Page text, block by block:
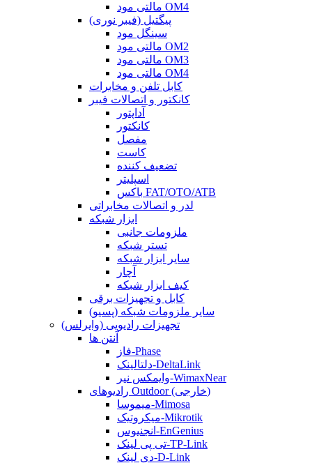
مالتی مود OM4
پیگتیل (فیبر نوری)
سینگل مود
مالتی مود OM2
مالتی مود OM3
مالتی مود OM4
کابل تلفن و مخابرات
کانکتور و اتصالات فیبر
آداپتور
کانکتور
مفصل
کاست
تضعیف کننده
اسپلیتر
باکس FAT/OTO/ATB
لدر و اتصالات مخابراتی
ابزار شبکه
ملزومات جانبی
تستر شبکه
سایر ابزار شبکه
آچار
کیف ابزار شبکه
کابل و تجهیزات برقی
سایر ملزومات شبکه (پسیو)
تجهیزات رادیویی (وایرلس)
آنتن ها
فاز-Phase
دلتالینک-DeltaLink
وایمکس نیر-WimaxNear
رادیوهای Outdoor (خارجی)
میموسا-Mimosa
میکروتیک-Mikrotik
انجنیوس-EnGenius
تی پی لینک-TP-Link
دی لینک-D-Link